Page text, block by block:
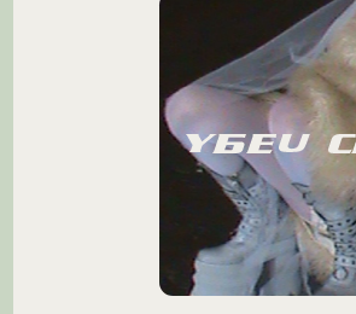
https://100seguidores.com/
Провела редизайн сайта и разработала
дополнительные страницы, усилила
информационную архитектуру
и маркетинговую логику